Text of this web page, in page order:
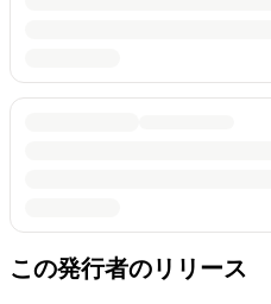
この発行者のリリース